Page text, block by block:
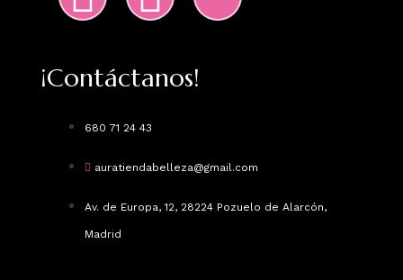
¡Contáctanos!
680 71 24 43
auratiendabelleza@gmail.com
Av. de Europa, 12, 28224 Pozuelo de Alarcón,
Madrid